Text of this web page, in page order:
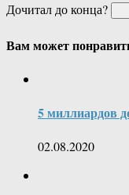
Дочитал до конца?
Вам может
5 миллиардов
02.08.2020